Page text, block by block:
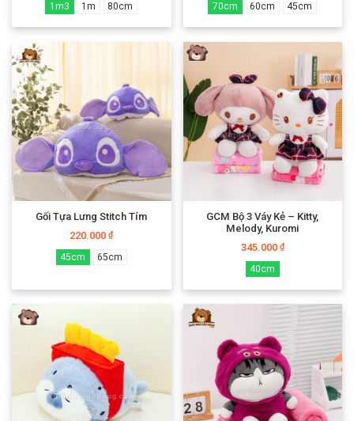
1m3 1m 80cm 70cm 60cm 45cm
Gối Tựa Lưng Stitch Tím
220.000₫
45cm 65cm
GCM Bộ 3 Váy Kẻ – Kitty,
Melody, Kuromi
345.000 ₫
40cm